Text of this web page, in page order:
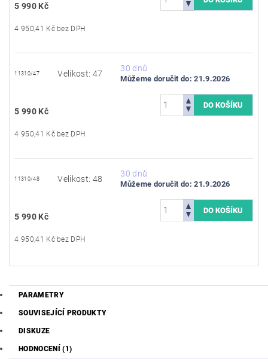
5 990 Kč
4 950,41 Kč bez DPH
11310/47 Velikost: 47
30 dnů
Můžeme doručit do: 21.9.2026
5 990 Kč
4 950,41 Kč bez DPH
11310/48 Velikost: 48
30 dnů
Můžeme doručit do: 21.9.2026
5 990 Kč
4 950,41 Kč bez DPH
PARAMETRY
SOUVISEJÍCÍ PRODUKTY
DISKUZE
HODNOCENÍ (1)